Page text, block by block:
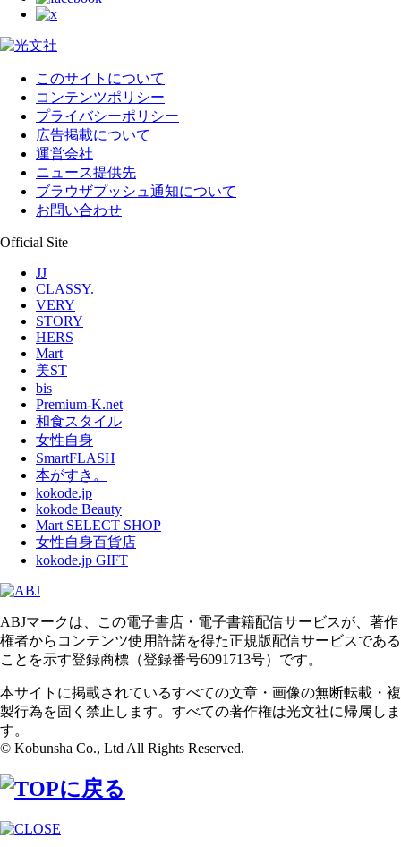
このサイトについて
コンテンツポリシー
プライバシーポリシー
広告掲載について
運営会社
ニュース提供先
ブラウザプッシュ通知について
お問い合わせ
Official Site
JJ
CLASSY.
VERY
STORY
HERS
Mart
美ST
bis
Premium-K.net
和食スタイル
女性自身
SmartFLASH
本がすき。
kokode.jp
kokode Beauty
Mart SELECT SHOP
女性自身百貨店
kokode.jp GIFT
ABJマークは、この電子書店・電子書籍配信サービスが、著作
権者からコンテンツ使用許諾を得た正規版配信サービスである
ことを示す登録商標（登録番号6091713号）です。
本サイトに掲載されているすべての文章・画像の無断転載・複
製行為を固く禁止します。すべての著作権は光文社に帰属しま
す。
© Kobunsha Co., Ltd All Rights Reserved.